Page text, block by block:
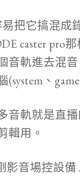
易把它搞混成
caster pro
音軌進去混
、
音軌就是直
輯用。